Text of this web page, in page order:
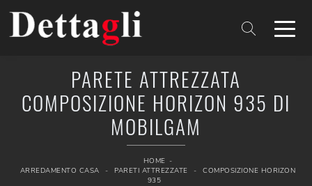
PARETE ATTREZZATA
COMPOSIZIONE HORIZON 935 DI
MOBILGAM
HOME -
ARREDAMENTO CASA
- PARETI ATTREZZATE -
COMPOSIZIONE HORIZON
935